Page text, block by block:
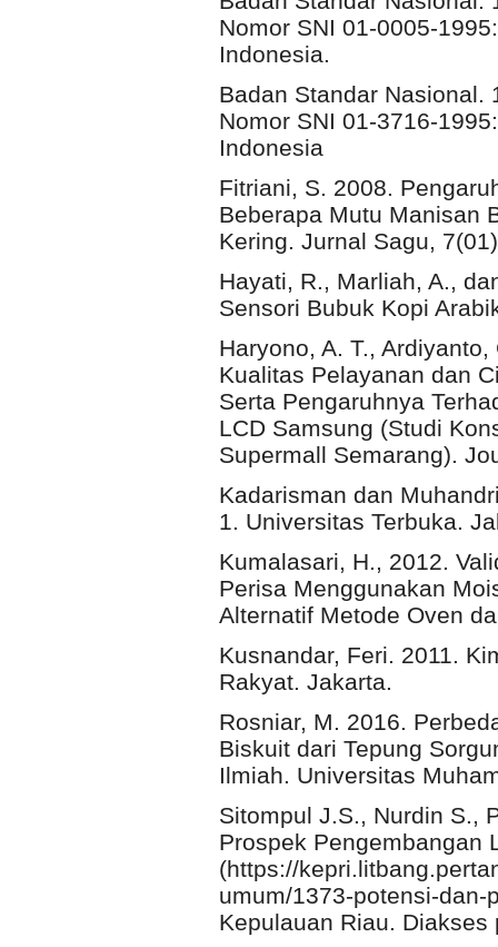
Nomor SNI 01-0005-
Indonesia.
Badan Standar Nasional.
Nomor SNI 01-3716-
Indonesia
Fitriani, S. 2008.
Beberapa Mutu Manisan
Kering. Jurnal Sagu,
Hayati, R., Marliah, A.,
Sensori Bubuk Kopi
Haryono, A. T.,
Kualitas Pelayanan dan
Serta Pengaruhnya
LCD Samsung (Studi
Supermall Semarang).
Kadarisman dan
1. Universitas Terbuka.
Kumalasari, H., 2012.
Perisa Menggunakan
Alternatif Metode Oven
Kusnandar, Feri. 2011.
Rakyat. Jakarta.
Rosniar, M. 2016.
Biskuit dari Tepung
Ilmiah. Universitas
Sitompul J.S., Nurdin S.,
Prospek Pengembangan
(https://
umum/1373-potensi-
Kepulauan Riau.